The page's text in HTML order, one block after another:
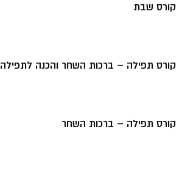
קורס שבת
קורס תפילה – ברכות השחר והכנה לתפילה
קורס תפילה – ברכות השחר